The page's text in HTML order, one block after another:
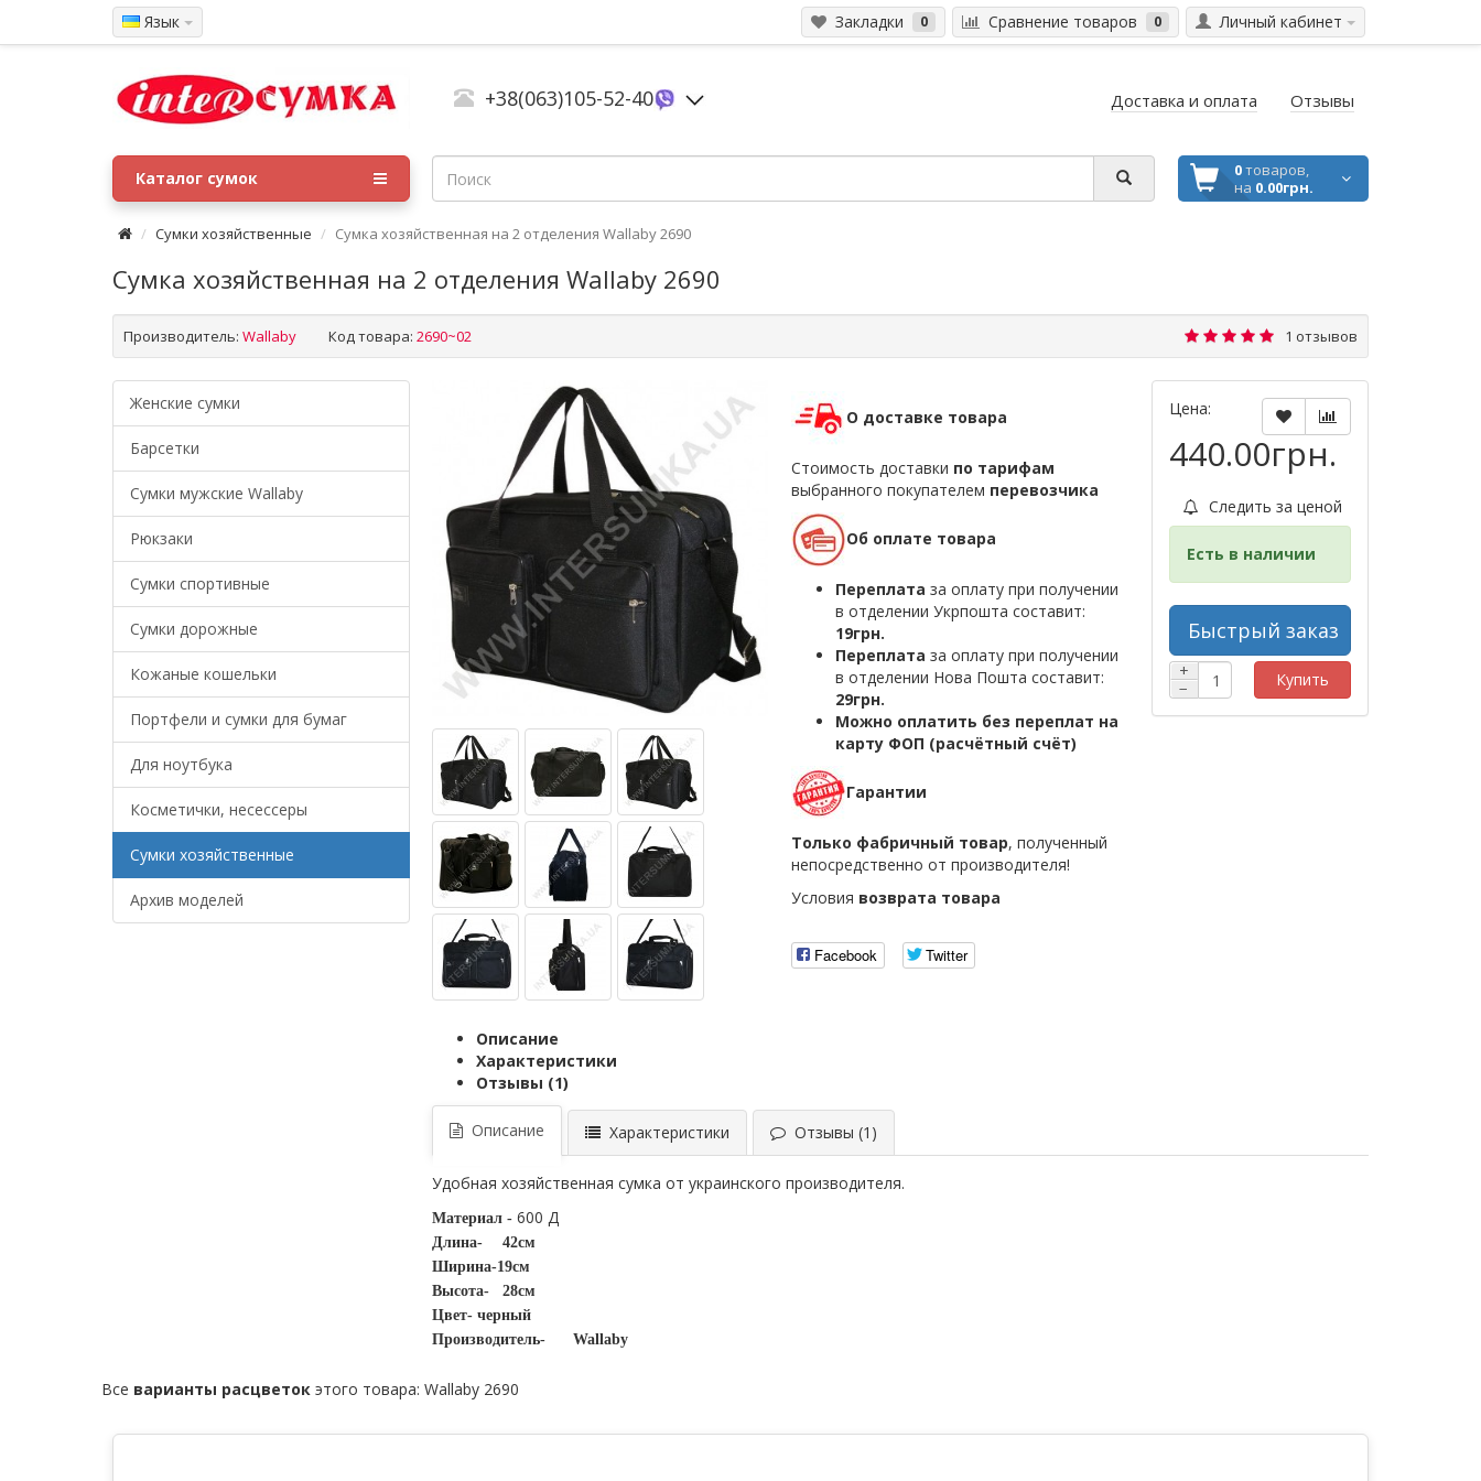
Язык Закладки 0 Сравнение товаров 0 Личный кабинет
+38(063)105-52-40 Доставка и оплата Отзывы
0товаров,
на 0.00грн.
Каталог сумок
Сумки хозяйственные Сумка хозяйственная на 2 отделения Wallaby 2690
Сумка хозяйственная на 2 отделения Wallaby 2690
Производитель: Wallaby Код товара: 2690~02 1 отзывов
Женские сумки
Барсетки
Cумки мужские Wallaby
Рюкзаки
Сумки спортивные
Сумки дорожные
Кожаные кошельки
Портфели и сумки для бумаг
Для ноутбука
Косметички, несессеры
Сумки хозяйственные
Архив моделей
Описание
Характеристики
Отзывы (1)
О доставке товара
Стоимость доставки по тарифам
выбранного покупателем перевозчика
Об оплате товара
Переплата за оплату при получении
в отделении Укрпошта составит:
19грн.
Переплата за оплату при получении
в отделении Нова Пошта составит:
29грн.
Можно оплатить без переплат на
карту ФОП (расчётный счёт)
Гарантии
Только фабричный товар, полученный
непосредственно от производителя!
Условия возврата товара
Facebook Twitter
Цена:
440.00грн.
Следить за ценой
Есть в наличии
Быстрый заказ
+
−
Купить
Описание Характеристики Отзывы (1)
Удобная хозяйственная сумка от украинского производителя.
Материал - 600 Д
Длина-
42см
Ширина-19см
Высота-
28см
Цвет- черный
Производитель-
Wallaby
Все варианты расцветок этого товара: Wallaby 2690